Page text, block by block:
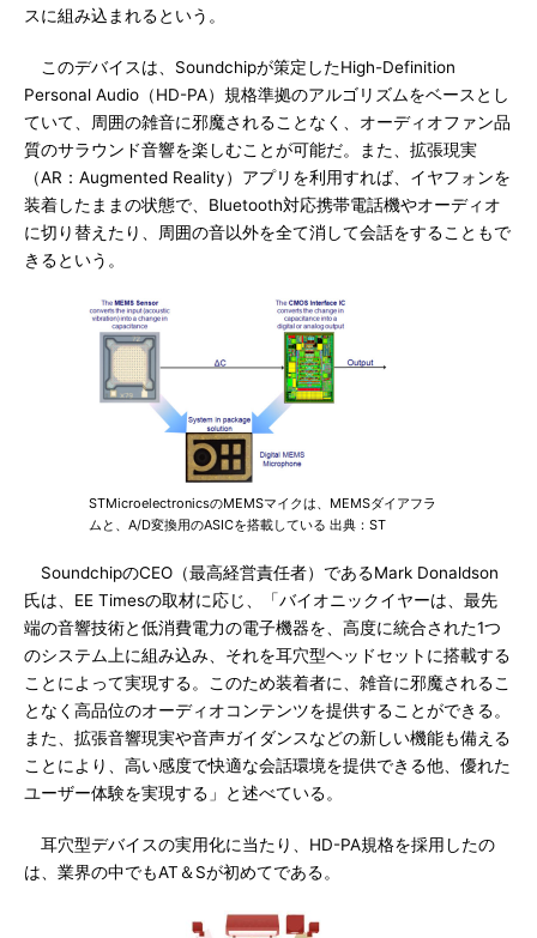
スに組み込まれるという。
このデバイスは、Soundchipが策定したHigh-Definition
Personal Audio（HD-PA）規格準拠のアルゴリズムをベースとし
ていて、周囲の雑音に邪魔されることなく、オーディオファン品
質のサラウンド音響を楽しむことが可能だ。また、拡張現実
（AR：Augmented Reality）アプリを利用すれば、イヤフォンを
装着したままの状態で、Bluetooth対応携帯電話機やオーディオ
に切り替えたり、周囲の音以外を全て消して会話をすることもで
きるという。
STMicroelectronicsのMEMSマイクは、MEMSダイアフラ
ムと、A/D変換用のASICを搭載している 出典：ST
SoundchipのCEO（最高経営責任者）であるMark Donaldson
氏は、EE Timesの取材に応じ、「バイオニックイヤーは、最先
端の音響技術と低消費電力の電子機器を、高度に統合された1つ
のシステム上に組み込み、それを耳穴型ヘッドセットに搭載する
ことによって実現する。このため装着者に、雑音に邪魔されるこ
となく高品位のオーディオコンテンツを提供することができる。
また、拡張音響現実や音声ガイダンスなどの新しい機能も備える
ことにより、高い感度で快適な会話環境を提供できる他、優れた
ユーザー体験を実現する」と述べている。
耳穴型デバイスの実用化に当たり、HD-PA規格を採用したの
は、業界の中でもAT＆Sが初めてである。